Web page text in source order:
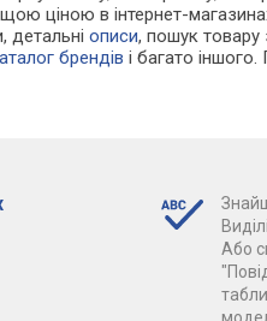
ціною в інтернет-
детальніописи, пошук
брендів і багато
Або